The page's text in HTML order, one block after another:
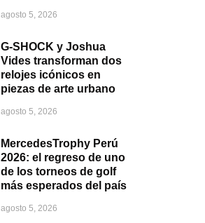
agosto 5, 2026
G-SHOCK y Joshua
Vides transforman dos
relojes icónicos en
piezas de arte urbano
agosto 5, 2026
MercedesTrophy Perú
2026: el regreso de uno
de los torneos de golf
más esperados del país
agosto 5, 2026